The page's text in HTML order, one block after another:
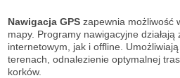
Nawigacja GPS zapewnia możliwość
mapy. Programy nawigacyjne działają
internetowym, jak i offline.
terenach, odnalezienie optymalnej
korków.